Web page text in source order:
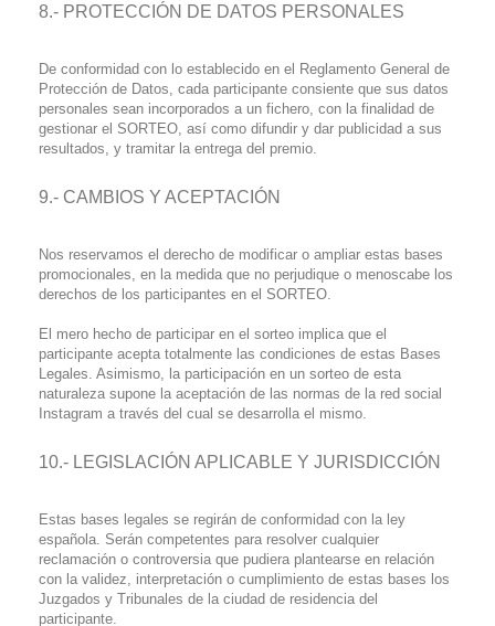
8.- PROTECCIÓN DE DATOS PERSONALES
De conformidad con lo establecido en el Reglamento General de
Protección de Datos, cada participante consiente que sus datos
personales sean incorporados a un fichero, con la finalidad de
gestionar el SORTEO, así como difundir y dar publicidad a sus
resultados, y tramitar la entrega del premio.
9.- CAMBIOS Y ACEPTACIÓN
Nos reservamos el derecho de modificar o ampliar estas bases
promocionales, en la medida que no perjudique o menoscabe los
derechos de los participantes en el SORTEO.
El mero hecho de participar en el sorteo implica que el
participante acepta totalmente las condiciones de estas Bases
Legales. Asimismo, la participación en un sorteo de esta
naturaleza supone la aceptación de las normas de la red social
Instagram a través del cual se desarrolla el mismo.
10.- LEGISLACIÓN APLICABLE Y JURISDICCIÓN
Estas bases legales se regirán de conformidad con la ley
española. Serán competentes para resolver cualquier
reclamación o controversia que pudiera plantearse en relación
con la validez, interpretación o cumplimiento de estas bases los
Juzgados y Tribunales de la ciudad de residencia del
participante.